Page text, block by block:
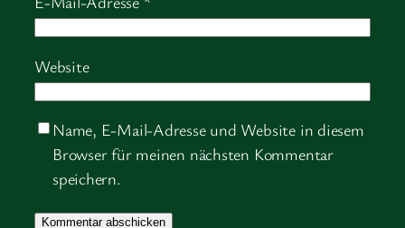
Website
Name, E-Mail-Adresse und Website in diesem
Browser für meinen nächsten Kommentar
speichern.